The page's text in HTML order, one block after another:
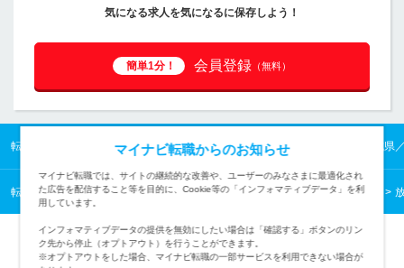
気になる求人を気になるに保存しよう！
簡単1分！ 会員登録 （無料）
転職TOP 東北の転職・求人情報TOP 宮城県の転職・求人情報TOP 宮城県
転職TOP クリエイティブから探す クリエイティブの転職・求人情報一覧
マイナビ転職からのお知らせ
マイナビ転職では、サイトの継続的な改善や、ユーザーのみなさまに最適化され
た広告を配信すること等を目的に、Cookie等の「インフォマティブデータ」を利
用しています。
インフォマティブデータの提供を無効にしたい場合は「確認する」ボタンのリン
ク先から停止（オプトアウト）を行うことができます。
※オプトアウトをした場合、マイナビ転職の一部サービスを利用できない場合が